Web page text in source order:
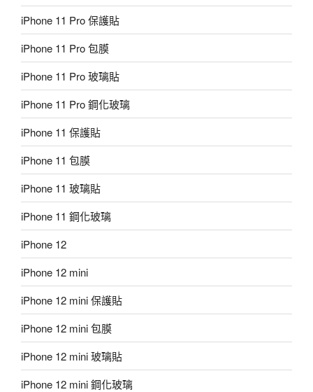
iPhone 11 Pro 保護貼
iPhone 11 Pro 包膜
iPhone 11 Pro 玻璃貼
iPhone 11 Pro 鋼化玻璃
iPhone 11 保護貼
iPhone 11 包膜
iPhone 11 玻璃貼
iPhone 11 鋼化玻璃
iPhone 12
iPhone 12 mini
iPhone 12 mini 保護貼
iPhone 12 mini 包膜
iPhone 12 mini 玻璃貼
iPhone 12 mini 鋼化玻璃